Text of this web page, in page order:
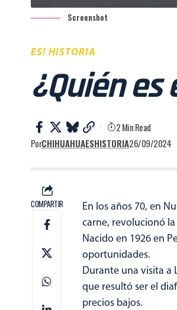
Screenshot
ES! HISTORIA
¿Quién
PorCHIHUAHUAESHISTORIA26/09/2024
2 Min Read
COMPARTIR
En los años 70, en
carne, revolucionó
Nacido en 1926 en
oportunidades.
Durante una visita a
que resultó ser el
precios bajos.